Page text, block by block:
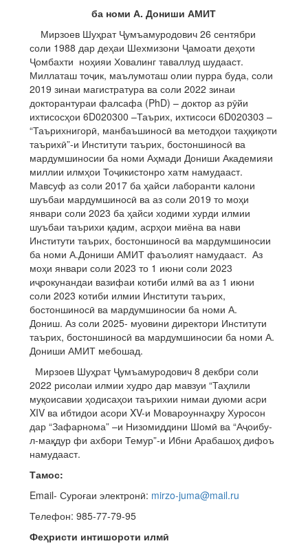
ба номи А. Дониши АМИТ
Мирзоев Шуҳрат Ҷумъамуродович 26 сентябри
соли 1988 дар деҳаи Шехмизони Ҷамоати деҳоти
Ҷомбахти ноҳияи Ховалинг таваллуд шудааст.
Миллаташ тоҷик, маълумоташ олии пурра буда, соли
2019 зинаи магистратура ва соли 2022 зинаи
докторантураи фалсафа (PhD) – доктор аз рӯйи
ихтисосҳои 6D020300 –Таърих, ихтисоси 6D020303 –
“Таърихнигорӣ, манбаъшиносӣ ва методҳои таҳқиқоти
таърихӣ”-и Институти таърих, бостоншиносӣ ва
мардумшиносии ба номи Аҳмади Дониши Академияи
миллии илмҳои Тоҷикистонро хатм намудааст.
Мавсуф аз соли 2017 ба ҳайси лаборанти калони
шуъбаи мардумшиносӣ ва аз соли 2019 то моҳи
январи соли 2023 ба ҳайси ходими хурди илмии
шуъбаи таърихи қадим, асрҳои миёна ва нави
Институти таърих, бостоншиносӣ ва мардумшиносии
ба номи А.Дониши АМИТ фаъолият намудааст. Аз
моҳи январи соли 2023 то 1 июни соли 2023
иҷрокунандаи вазифаи котиби илмӣ ва аз 1 июни
соли 2023 котиби илмии Институти таърих,
бостоншиносӣ ва мардумшиносии ба номи А.
Дониш. Аз соли 2025- муовини директори Институти
таърих, бостоншиносӣ ва мардумшиносии ба номи А.
Дониши АМИТ мебошад.
Мирзоев Шуҳрат Ҷумъамуродович 8 декбри соли
2022 рисолаи илмии худро дар мавзуи “Таҳлили
муқоисавии ҳодисаҳои таърихии нимаи дуюми асри
XIV ва ибтидои асори XV-и Мовароуннаҳру Хуросон
дар “Зафарнома” –и Низомиддини Шомӣ ва “Аҷоибу-
л-мақдур фи ахбори Темур”-и Ибни Арабашоҳ дифоъ
намудааст.
Тамос:
Email- Суроғаи электронӣ: mirzo-juma@mail.ru
Телефон: 985-77-79-95
Феҳристи интишороти илмӣ